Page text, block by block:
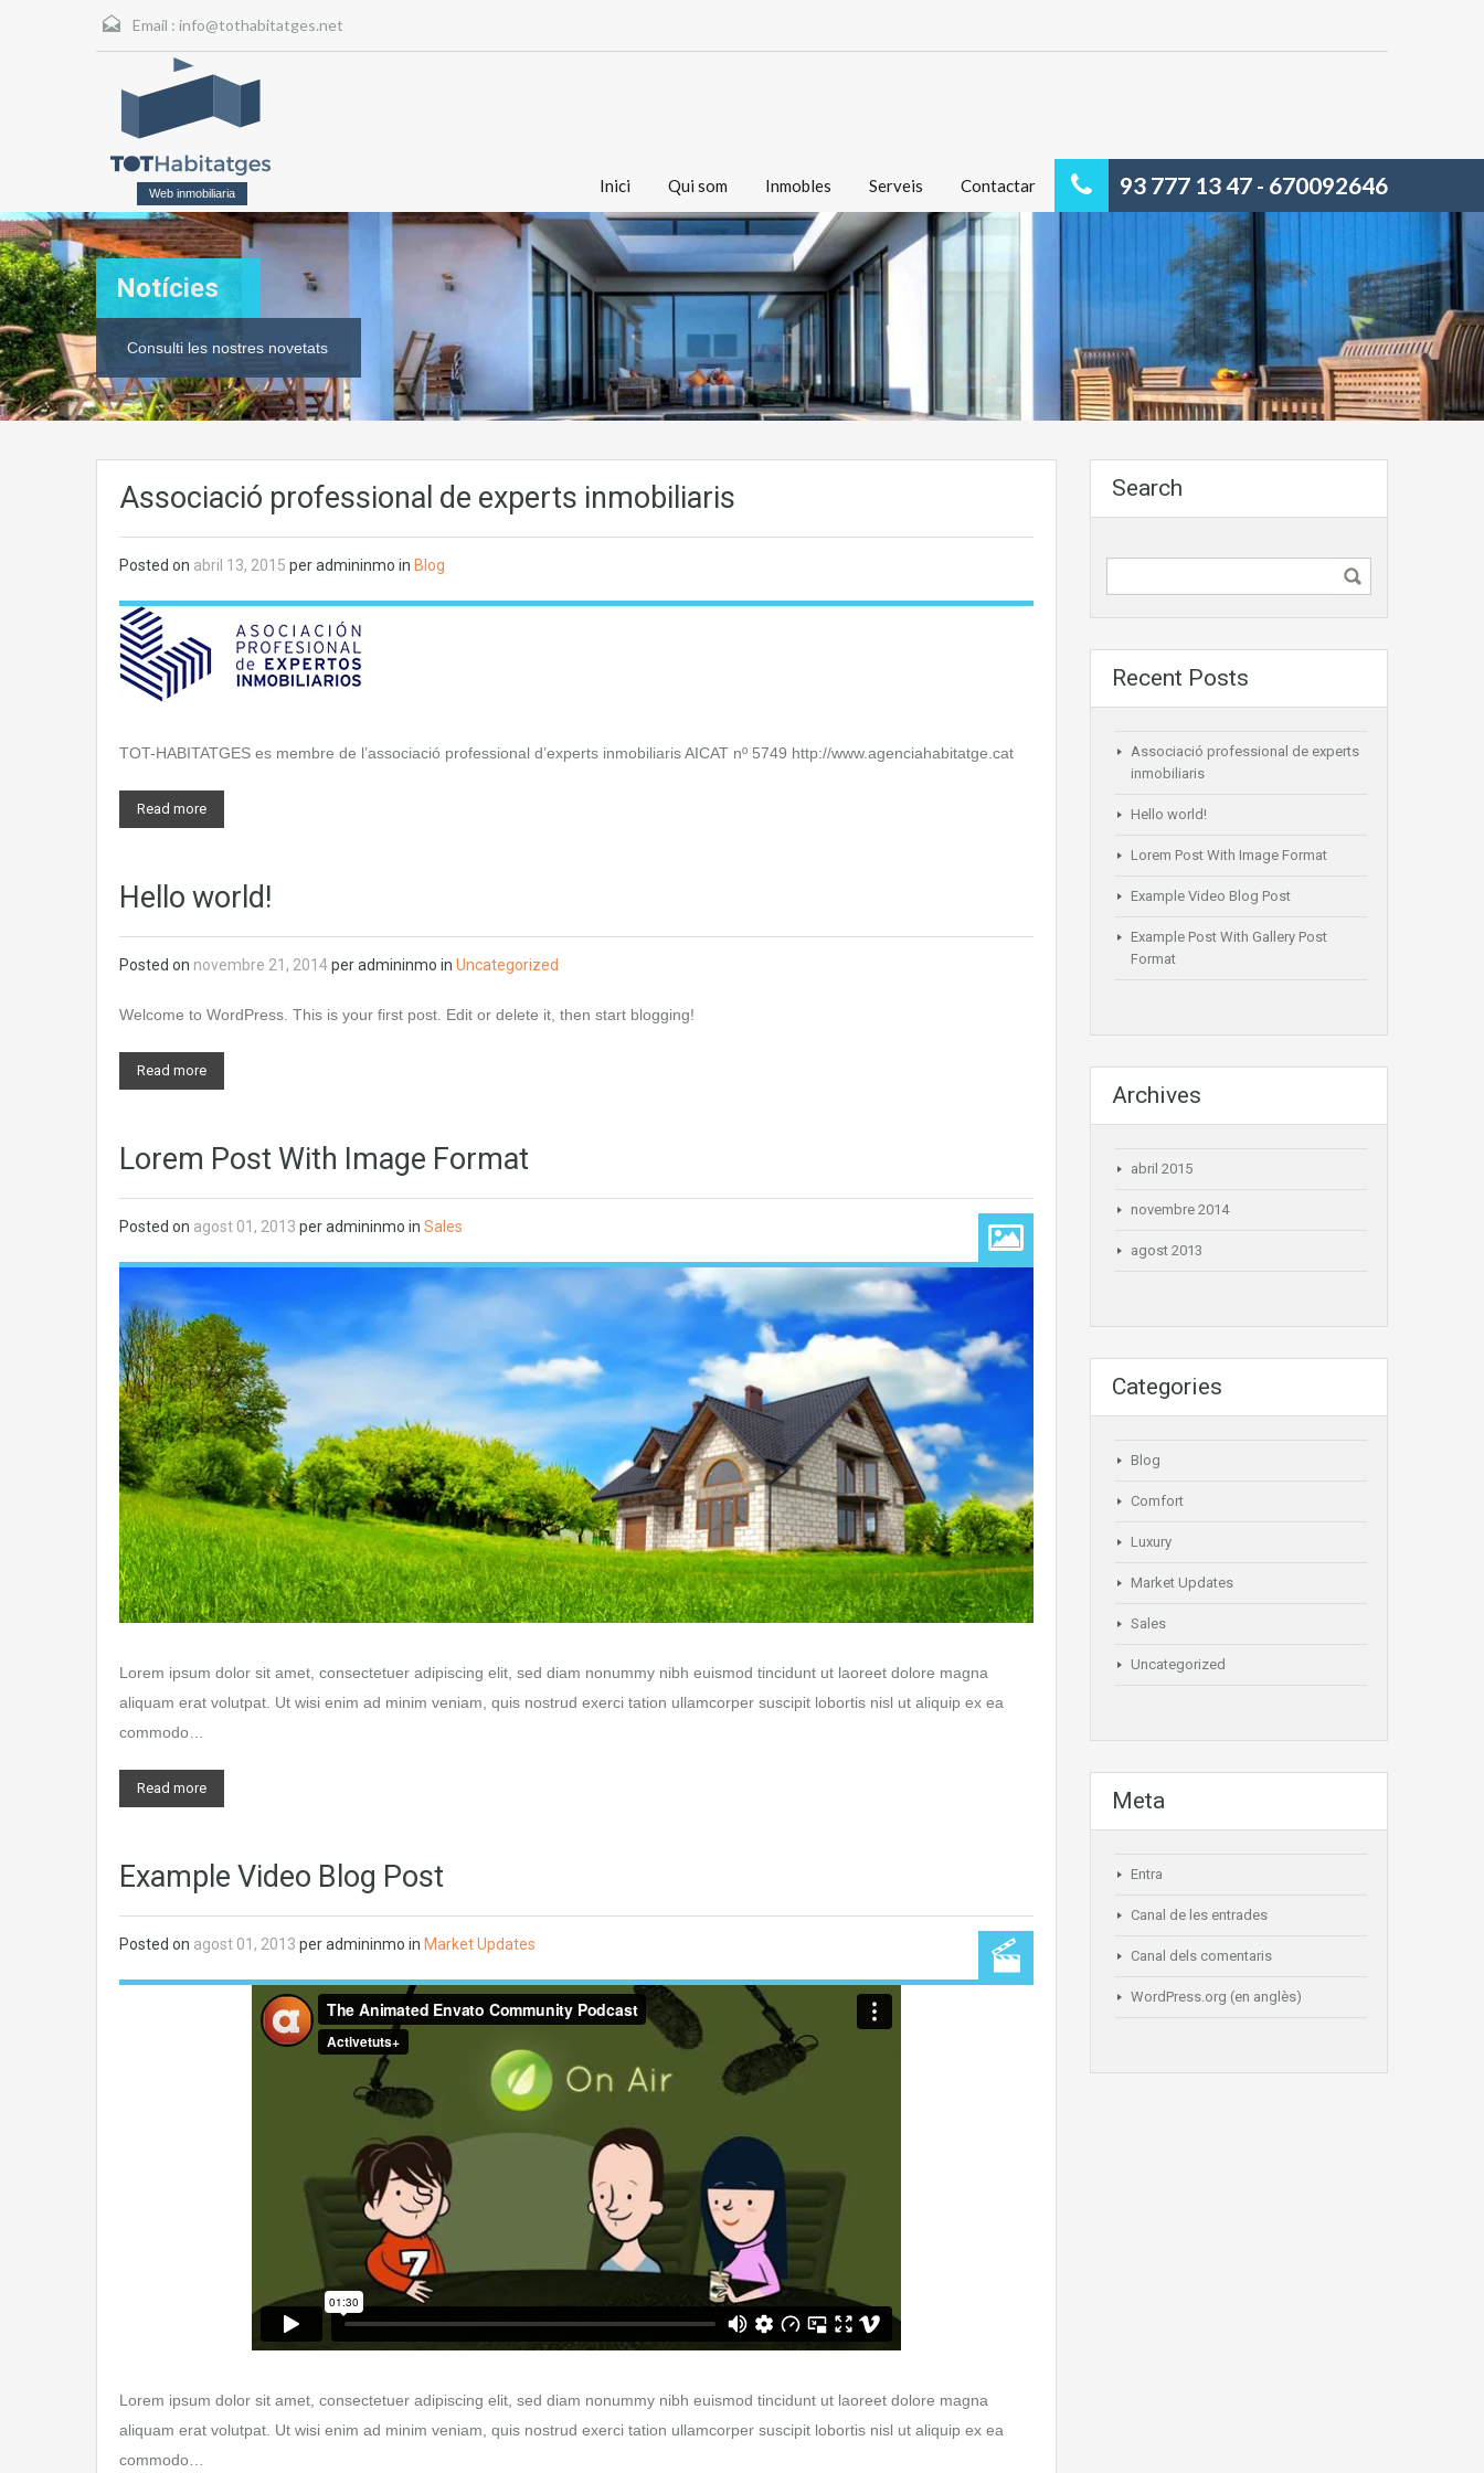
Email : info@tothabitatges.net
Web inmobiliaria 93 777 13 47 - 670092646
Inici Qui som Inmobles Serveis Contactar
Notícies
Consulti les nostres novetats
Associació professional de experts inmobiliaris
Posted on abril 13, 2015 peradmininmo in Blog
TOT-HABITATGES es membre de l’associació professional d’experts inmobiliaris AICAT nº 5749 http://www.agenciahabitatge.cat
Read more
Hello world!
Posted on novembre 21, 2014peradmininmo in Uncategorized
Welcome to WordPress. This is your first post. Edit or delete it, then start blogging!
Read more
Lorem Post With Image Format
Posted on agost 01, 2013 peradmininmo in Sales
Lorem ipsum dolor sit amet, consectetuer adipiscing elit, sed diam nonummy nibh euismod tincidunt ut laoreet dolore magna
aliquam erat volutpat. Ut wisi enim ad minim veniam, quis nostrud exerci tation ullamcorper suscipit lobortis nisl ut aliquip ex ea
commodo…
Read more
Example Video Blog Post
Posted on agost 01, 2013 peradmininmo in Market Updates
Lorem ipsum dolor sit amet, consectetuer adipiscing elit, sed diam nonummy nibh euismod tincidunt ut laoreet dolore magna
aliquam erat volutpat. Ut wisi enim ad minim veniam, quis nostrud exerci tation ullamcorper suscipit lobortis nisl ut aliquip ex ea
commodo…
Search
Recent Posts
Associació professional de experts
inmobiliaris
Hello world!
Lorem Post With Image Format
Example Video Blog Post
Example Post With Gallery Post
Format
Archives
abril 2015
novembre 2014
agost 2013
Categories
Blog
Comfort
Luxury
Market Updates
Sales
Uncategorized
Meta
Entra
Canal de les entrades
Canal dels comentaris
WordPress.org (en anglès)